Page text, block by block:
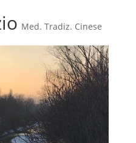
Med. Tradiz. Cinese